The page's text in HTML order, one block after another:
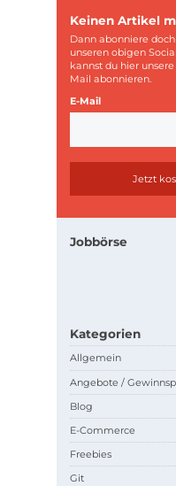
Keinen Artikel
Dann abonniere
unseren obigen
kannst du hier
Mail abonnieren.
E-Mail
Jobbörse
Kategorien
Allgemein
Angebote /
Blog
E-Commerce
Freebies
Git